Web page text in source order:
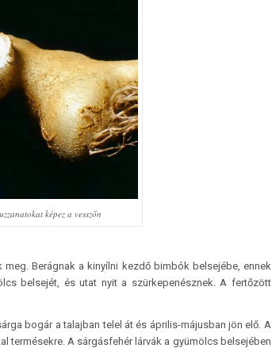
képez a vesszőn
Berágnak a kinyílni kezdő bimbók belsejébe, ennek
belsejét, és utat nyit a szürkepenésznek. A fertőzött
bogár a talajban telel át és április-májusban jön elő. A
termésekre. A sárgásfehér lárvák a gyümölcs belsejében